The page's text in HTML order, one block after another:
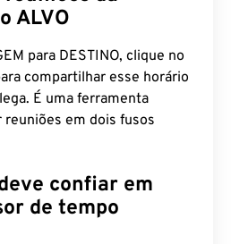
ALVO
para DESTINO, clique no
compartilhar esse horário
É uma ferramenta
reuniões em dois fusos
confiar em
de tempo